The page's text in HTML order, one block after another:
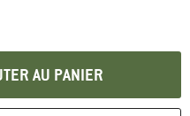
lien s'ouvre dans une boîte
AU PANIER